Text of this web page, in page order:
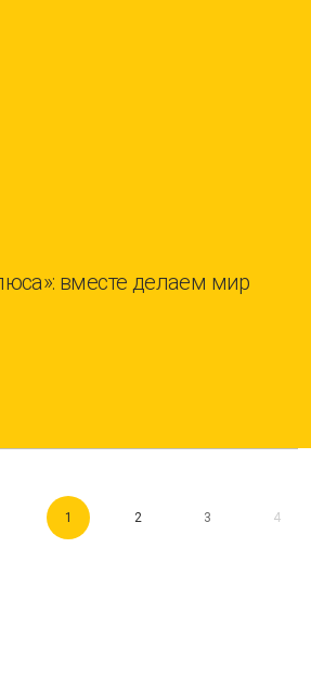
вместе делаем мир
1 2 3 4